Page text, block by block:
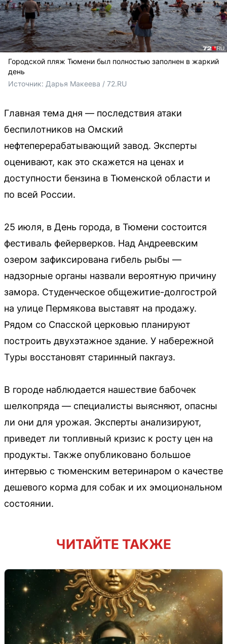
Городской пляж Тюмени был полностью заполнен в жаркий
день
Источник: Дарья Макеева / 72.RU
Главная тема дня — последствия атаки
беспилотников на Омский
нефтеперерабатывающий завод. Эксперты
оценивают, как это скажется на ценах и
доступности бензина в Тюменской области и
по всей России.
25 июля, в День города, в Тюмени состоится
фестиваль фейерверков. Над Андреевским
озером зафиксирована гибель рыбы —
надзорные органы назвали вероятную причину
замора. Студенческое общежитие-долгострой
на улице Пермякова выставят на продажу.
Рядом со Спасской церковью планируют
построить двухэтажное здание. У набережной
Туры восстановят старинный пакгауз.
В городе наблюдается нашествие бабочек
шелкопряда — специалисты выясняют, опасны
ли они для урожая. Эксперты анализируют,
приведет ли топливный кризис к росту цен на
продукты. Также опубликовано большое
интервью с тюменским ветеринаром о качестве
дешевого корма для собак и их эмоциональном
состоянии.
ЧИТАЙТЕ ТАКЖЕ